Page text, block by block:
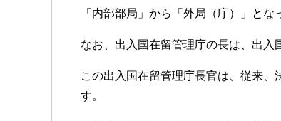
「内部部局」から「外局（庁）」とな
なお、出入国在留管理庁の長は、出入
この出入国在留管理庁長官は、従来、
す。